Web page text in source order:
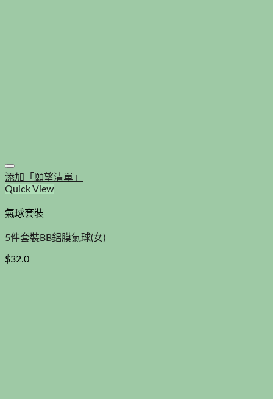
添加「願望清單」
Quick View
氣球套裝
5件套裝BB鋁膜氣球(女)
$32.0